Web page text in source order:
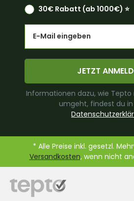
30€ Rabatt (ab 1000€) ⭐️
JETZT
Informationen dazu, wie
umgeht, findest du
* Alle Preise inkl. gesetzl.
Versandkosten, wenn nicht